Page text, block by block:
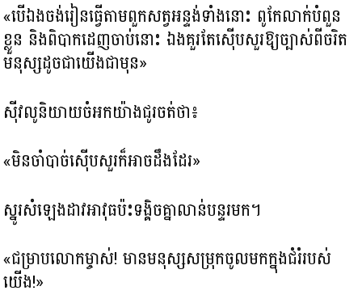
«បើឯងចង់រៀនធ្វើតាមពួកសត្វអន្ទង់ទាំងនោះ ពូកែលាក់បំពួន
ខ្លួន និងពិបាកដេញចាប់នោះ ឯងគួរតែស៊ើបសួរឱ្យច្បាស់ពីចរិត
មនុស្សដូចជាយើងជាមុន»
ស៊ីវលូនិយាយចំអកយ៉ាងជូរចត់ថា៖
«មិនចាំបាច់ស៊ើបសួរក៏អាចដឹងដែរ»
ស្នូរសំឡេងដាវអាវុធប៉ះទង្គិចគ្នាលាន់បន្ទរមក។
«ជម្រាបលោកម្ចាស់! មានមនុស្សសម្រុកចូលមកក្នុងជំរំរបស់
យើង!»